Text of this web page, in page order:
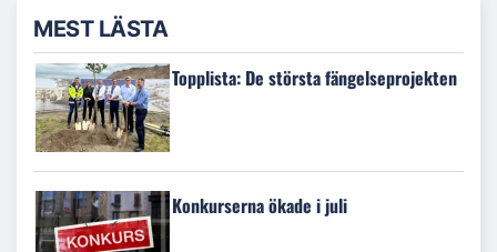
MEST LÄSTA
Topplista: De största fängelseprojekten
Konkurserna ökade i juli